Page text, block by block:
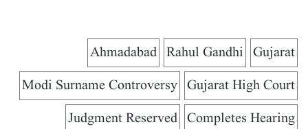
Gujarat
Rahul Gandhi
Ahmadabad
Gujarat High Court
Modi Surname Controversy
Completes Hearing
Judgment Reserved